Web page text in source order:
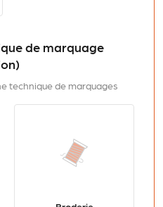
de marquage
technique de marquages